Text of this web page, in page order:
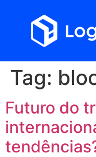
Tag:
Futuro do